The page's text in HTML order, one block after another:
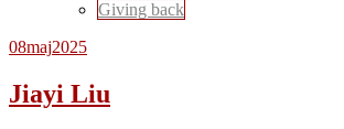
Giving back
08maj2025
Jiayi Liu